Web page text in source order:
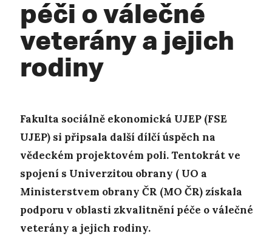
péči o válečné
veterány a jejich
rodiny
Fakulta sociálně ekonomická UJEP (FSE
UJEP) si připsala další dílčí úspěch na
vědeckém projektovém poli. Tentokrát ve
spojení s Univerzitou obrany ( UO a
Ministerstvem obrany ČR (MO ČR) získala
podporu v oblasti zkvalitnění péče o válečné
veterány a jejich rodiny.